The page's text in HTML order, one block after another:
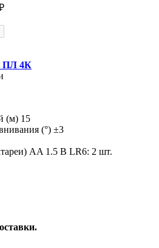
ПЛ 4К
(м) 15
(°) ±3
AA 1.5 В LR6: 2 шт.